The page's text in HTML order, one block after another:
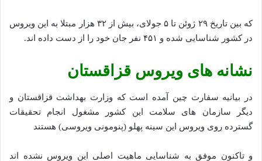
که بین تاریخ ۲۹ ژوئن تا ۵ جولای، بیش از ۳۲ هزار مبتلا به این ویروس
در کشور شناسایی شده و ۴۵۱ نفر جان خود را از دست داده‌ اند.
نشانه های ویروس قزاقستان
در بیانیه سفارت چین آمده است که وزارت بهداشت قزاقستان و
دیگر سازمان های سلامت این کشور مشغول انجام تحقیقات
گسترده روی ویروس این سینه پهلو (پنومونی ویروسی) هستند
و تاکنون موفق به شناسایی ماهیت اصلی این ویروس نشده اند